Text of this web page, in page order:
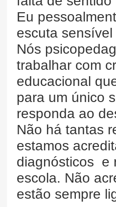
Eu
escuta
Nós
trabalhar com
educacional
para um único
responda ao
Não há tantas
estamos
diagnósticos e
escola. Não
estão sempre